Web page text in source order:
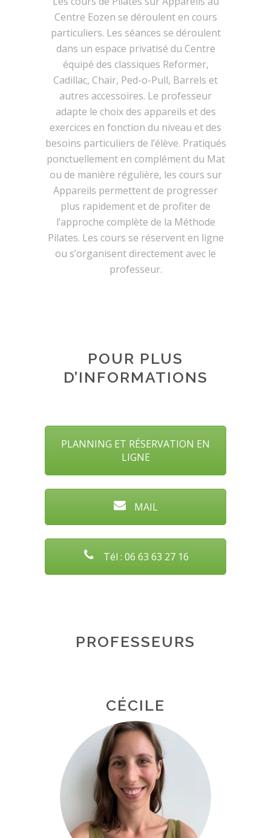
Centre Eozen se déroulent en cours
particuliers. Les séances se déroulent
dans un espace privatisé du Centre
équipé des classiques Reformer,
Cadillac, Chair, Ped-o-Pull, Barrels et
autres accessoires. Le professeur
adapte le choix des appareils et des
exercices en fonction du niveau et des
besoins particuliers de l’élève. Pratiqués
ponctuellement en complément du Mat
ou de manière régulière, les cours sur
Appareils permettent de progresser
plus rapidement et de profiter de
l’approche complète de la Méthode
Pilates. Les cours se réservent en ligne
ou s’organisent directement avec le
professeur.
POUR PLUS
D’INFORMATIONS
PLANNING ET RÉSERVATION EN
LIGNE
MAIL
Tél : 06 63 63 27 16
PROFESSEURS
CÉCILE